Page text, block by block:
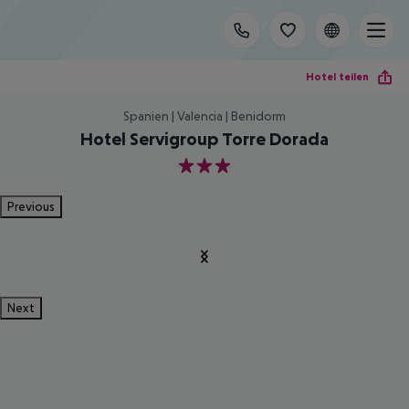
Hotel teilen
Spanien | Valencia | Benidorm
Hotel Servigroup Torre Dorada
3
Previous
Next